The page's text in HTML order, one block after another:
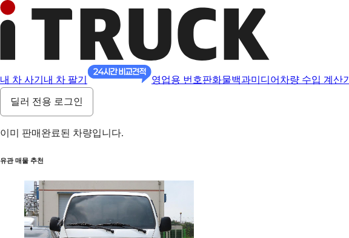
내 차 사기 내 차 팔기 영업용 번호판화물백과미디어 차량 수입 계산기
딜러 전용 로그인
이미 판매완료된 차량입니다.
유관 매물 추천